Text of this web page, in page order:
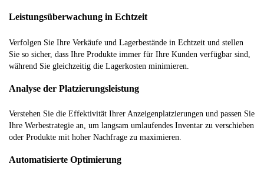
Leistungsüberwachung in Echtzeit
Verfolgen Sie Ihre Verkäufe und Lagerbestände in Echtzeit und stellen
Sie so sicher, dass Ihre Produkte immer für Ihre Kunden verfügbar sind,
während Sie gleichzeitig die Lagerkosten minimieren.
Analyse der Platzierungsleistung
Verstehen Sie die Effektivität Ihrer Anzeigenplatzierungen und passen Sie
Ihre Werbestrategie an, um langsam umlaufendes Inventar zu verschieben
oder Produkte mit hoher Nachfrage zu maximieren.
Automatisierte Optimierung